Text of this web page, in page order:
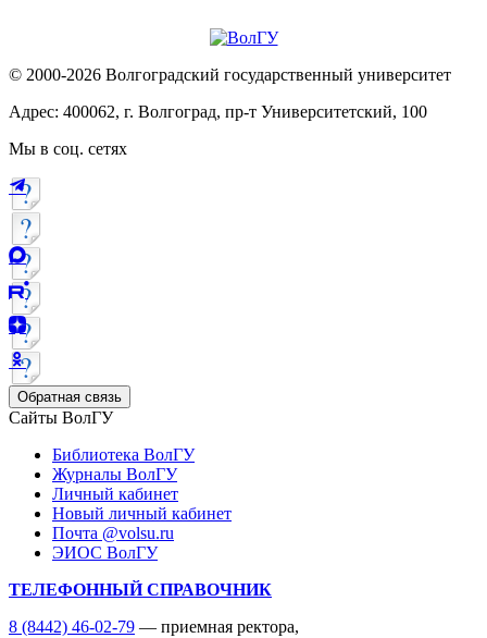
© 2000-2026 Волгоградский государственный университет
Адрес: 400062, г. Волгоград, пр-т Университетский, 100
Мы в соц. сетях
Обратная связь
Сайты ВолГУ
Библиотека ВолГУ
Журналы ВолГУ
Личный кабинет
Новый личный кабинет
Почта @volsu.ru
ЭИОС ВолГУ
ТЕЛЕФОННЫЙ СПРАВОЧНИК
8 (8442) 46-02-79 — приемная ректора,